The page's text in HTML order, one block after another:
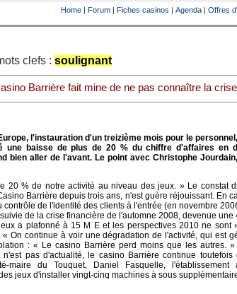
Home | Forum | Fiches casinos | Agenda | Offres
clefs : soulignant
Barrière fait mine de ne pas connaître la
l'instauration d'un treizième mois pour le
une baisse de plus de 20 % du chiffre d'affaires en
bien aller de l'avant. Le point avec Christophe
20 % de notre activité au niveau des jeux. » Le constat
Barrière depuis trois ans, n'est guère réjouissant. En
de l'identité des clients à l'entrée (en novembre
de la crise financière de l'automne 2008, devenue une
a plafonné à 15 M E et les perspectives 2010 ne sont
On continue à voir une dégradation de l'activité, qui est
: « Le casino Barrière perd moins que les autres. »
pas d'actualité, le casino Barrière continue toutefois
maire du Touquet, Daniel Fasquelle, l'établissement
jeux d'installer vingt-cinq machines à sous